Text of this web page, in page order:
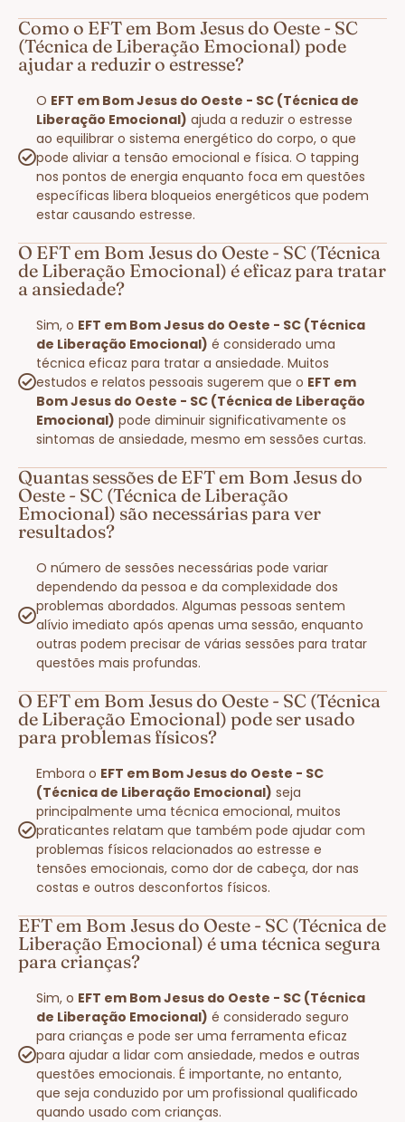
Como o EFT em Bom Jesus do Oeste - SC
(Técnica de Liberação Emocional) pode
ajudar a reduzir o estresse?
O EFT em Bom Jesus do Oeste - SC (Técnica de
Liberação Emocional) ajuda a reduzir o estresse
ao equilibrar o sistema energético do corpo, o que
pode aliviar a tensão emocional e física. O tapping
nos pontos de energia enquanto foca em questões
específicas libera bloqueios energéticos que podem
estar causando estresse.
O EFT em Bom Jesus do Oeste - SC (Técnica
de Liberação Emocional) é eficaz para tratar
a ansiedade?
Sim, o EFT em Bom Jesus do Oeste - SC (Técnica
de Liberação Emocional) é considerado uma
técnica eficaz para tratar a ansiedade. Muitos
estudos e relatos pessoais sugerem que o EFT em
Bom Jesus do Oeste - SC (Técnica de Liberação
Emocional) pode diminuir significativamente os
sintomas de ansiedade, mesmo em sessões curtas.
Quantas sessões de EFT em Bom Jesus do
Oeste - SC (Técnica de Liberação
Emocional) são necessárias para ver
resultados?
O número de sessões necessárias pode variar
dependendo da pessoa e da complexidade dos
problemas abordados. Algumas pessoas sentem
alívio imediato após apenas uma sessão, enquanto
outras podem precisar de várias sessões para tratar
questões mais profundas.
O EFT em Bom Jesus do Oeste - SC (Técnica
de Liberação Emocional) pode ser usado
para problemas físicos?
Embora o EFT em Bom Jesus do Oeste - SC
(Técnica de Liberação Emocional) seja
principalmente uma técnica emocional, muitos
praticantes relatam que também pode ajudar com
problemas físicos relacionados ao estresse e
tensões emocionais, como dor de cabeça, dor nas
costas e outros desconfortos físicos.
EFT em Bom Jesus do Oeste - SC (Técnica de
Liberação Emocional) é uma técnica segura
para crianças?
Sim, o EFT em Bom Jesus do Oeste - SC (Técnica
de Liberação Emocional) é considerado seguro
para crianças e pode ser uma ferramenta eficaz
para ajudar a lidar com ansiedade, medos e outras
questões emocionais. É importante, no entanto,
que seja conduzido por um profissional qualificado
quando usado com crianças.